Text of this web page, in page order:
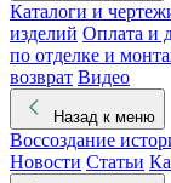
Каталоги и
изделий Оплата и
по отделке и
возврат Видео
Назад к меню
Воссоздание
Новости Статьи